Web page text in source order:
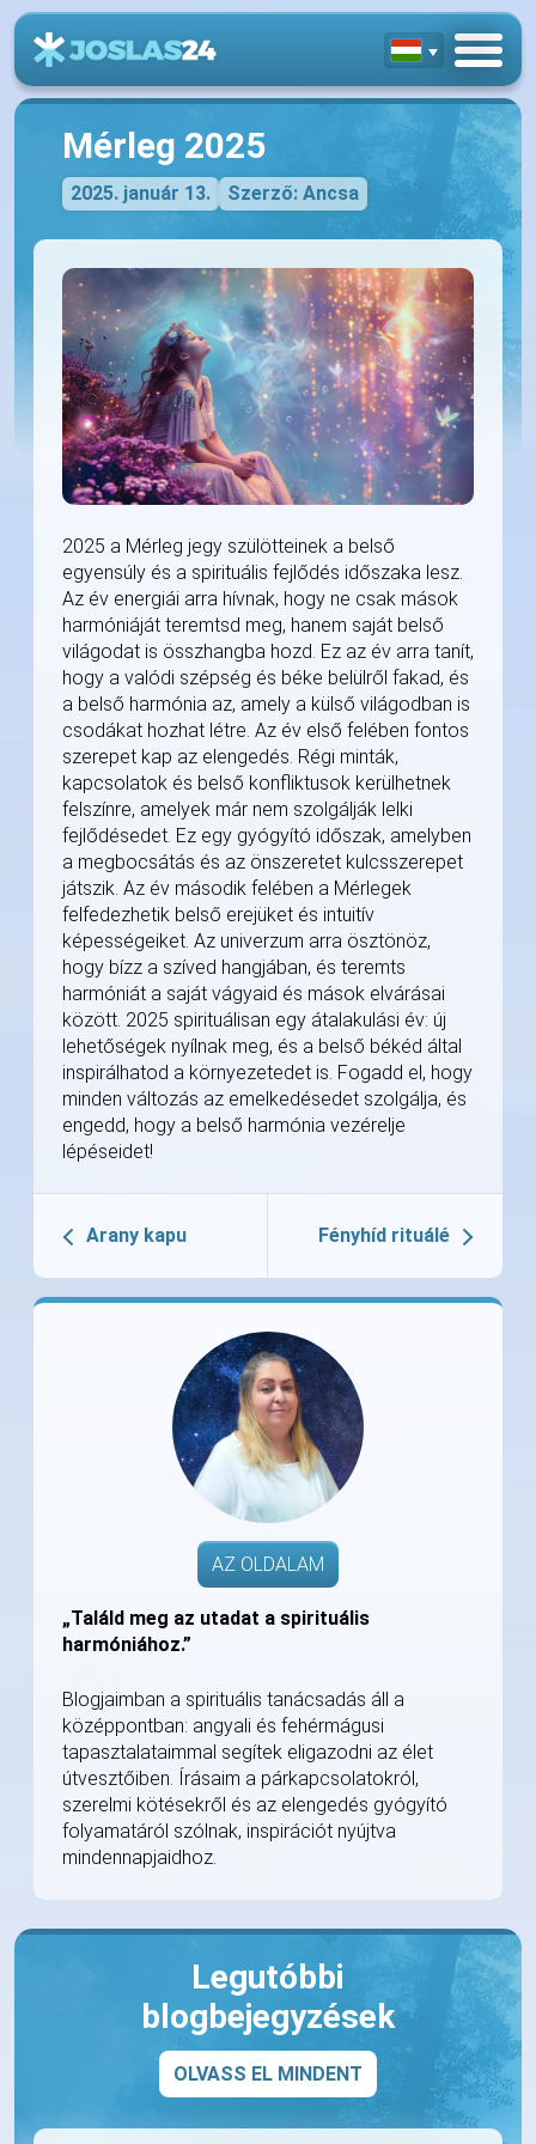
Mérleg 2025
2025. január 13. Szerző: Ancsa
2025 a Mérleg jegy szülötteinek a belső
egyensúly és a spirituális fejlődés időszaka lesz.
Az év energiái arra hívnak, hogy ne csak mások
harmóniáját teremtsd meg, hanem saját belső
világodat is összhangba hozd. Ez az év arra tanít,
hogy a valódi szépség és béke belülről fakad, és
a belső harmónia az, amely a külső világodban is
csodákat hozhat létre. Az év első felében fontos
szerepet kap az elengedés. Régi minták,
kapcsolatok és belső konfliktusok kerülhetnek
felszínre, amelyek már nem szolgálják lelki
fejlődésedet. Ez egy gyógyító időszak, amelyben
a megbocsátás és az önszeretet kulcsszerepet
játszik. Az év második felében a Mérlegek
felfedezhetik belső erejüket és intuitív
képességeiket. Az univerzum arra ösztönöz,
hogy bízz a szíved hangjában, és teremts
harmóniát a saját vágyaid és mások elvárásai
között. 2025 spirituálisan egy átalakulási év: új
lehetőségek nyílnak meg, és a belső békéd által
inspirálhatod a környezetedet is. Fogadd el, hogy
minden változás az emelkedésedet szolgálja, és
engedd, hogy a belső harmónia vezérelje
lépéseidet!
Arany kapu Fényhíd rituálé
AZ OLDALAM
„Találd meg az utadat a spirituális
harmóniához.”
Blogjaimban a spirituális tanácsadás áll a
középpontban: angyali és fehérmágusi
tapasztalataimmal segítek eligazodni az élet
útvesztőiben. Írásaim a párkapcsolatokról,
szerelmi kötésekről és az elengedés gyógyító
folyamatáról szólnak, inspirációt nyújtva
mindennapjaidhoz.
Legutóbbi
blogbejegyzések
OLVASS EL MINDENT